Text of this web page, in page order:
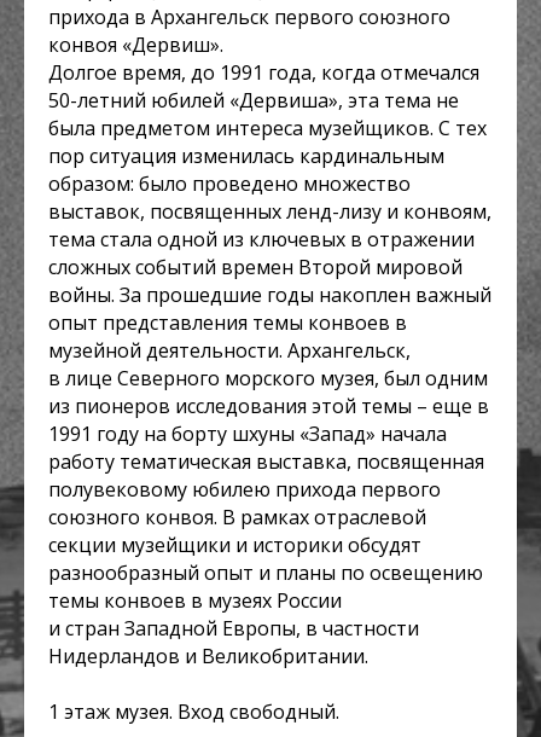
прихода в Архангельск первого союзного
конвоя «Дервиш».
Долгое время, до 1991 года, когда отмечался
50-летний юбилей «Дервиша», эта тема не
была предметом интереса музейщиков. С тех
пор ситуация изменилась кардинальным
образом: было проведено множество
выставок, посвященных ленд-лизу и конвоям,
тема стала одной из ключевых в отражении
сложных событий времен Второй мировой
войны. За прошедшие годы накоплен важный
опыт представления темы конвоев в
музейной деятельности. Архангельск,
в лице Северного морского музея, был одним
из пионеров исследования этой темы – еще в
1991 году на борту шхуны «Запад» начала
работу тематическая выставка, посвященная
полувековому юбилею прихода первого
союзного конвоя. В рамках отраслевой
секции музейщики и историки обсудят
разнообразный опыт и планы по освещению
темы конвоев в музеях России
и стран Западной Европы, в частности
Нидерландов и Великобритании.
1 этаж музея. Вход свободный.